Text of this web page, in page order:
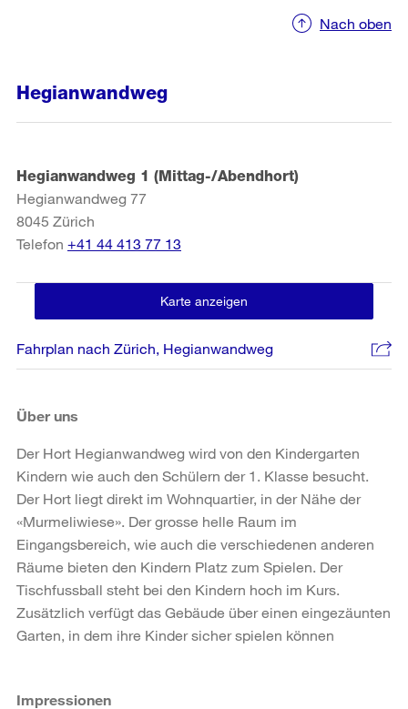
Nach oben
Hegianwandweg
Hegianwandweg 1 (Mittag-/Abendhort)
Hegianwandweg 77
8045 Zürich
Telefon +41 44 413 77 13
Karte anzeigen
Fahrplan nach Zürich, Hegianwandweg
Über uns
Der Hort Hegianwandweg wird von den Kindergarten
Kindern wie auch den Schülern der 1. Klasse besucht.
Der Hort liegt direkt im Wohnquartier, in der Nähe der
«Murmeliwiese». Der grosse helle Raum im
Eingangsbereich, wie auch die verschiedenen anderen
Räume bieten den Kindern Platz zum Spielen. Der
Tischfussball steht bei den Kindern hoch im Kurs.
Zusätzlich verfügt das Gebäude über einen eingezäunten
Garten, in dem ihre Kinder sicher spielen können
Impressionen